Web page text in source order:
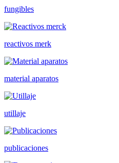
fungibles
reactivos merk
material aparatos
utillaje
publicaciones